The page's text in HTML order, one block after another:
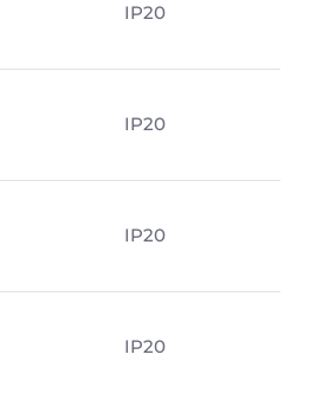
IP20
IP20
IP20
IP20